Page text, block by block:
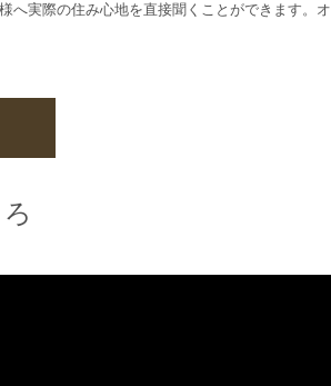
へ実際の住み心地を直接聞くことができます。オ